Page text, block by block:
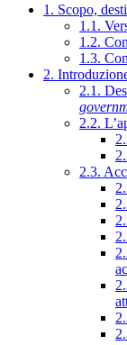
1. Scopo,
1.1.
1.2.
1.3.
2.
2.1.
2.2.
2.3.